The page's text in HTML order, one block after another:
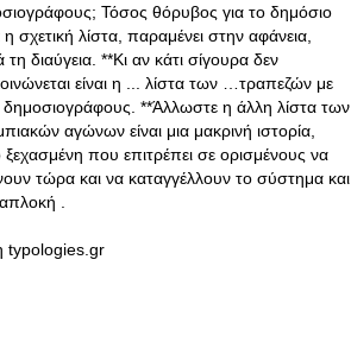
Τόσος θόρυβος για το δημόσιο
σχετική λίστα, παραμένει στην αφάνεια,
διαύγεια. **Κι αν κάτι σίγουρα δεν
είναι η ... λίστα των …τραπεζών με
δημοσιογράφους. **Άλλωστε η άλλη λίστα των
αγώνων είναι μια μακρινή ιστορία,
που επιτρέπει σε ορισμένους να
τώρα και να καταγγέλλουν το σύστημα και
.
typologies.gr